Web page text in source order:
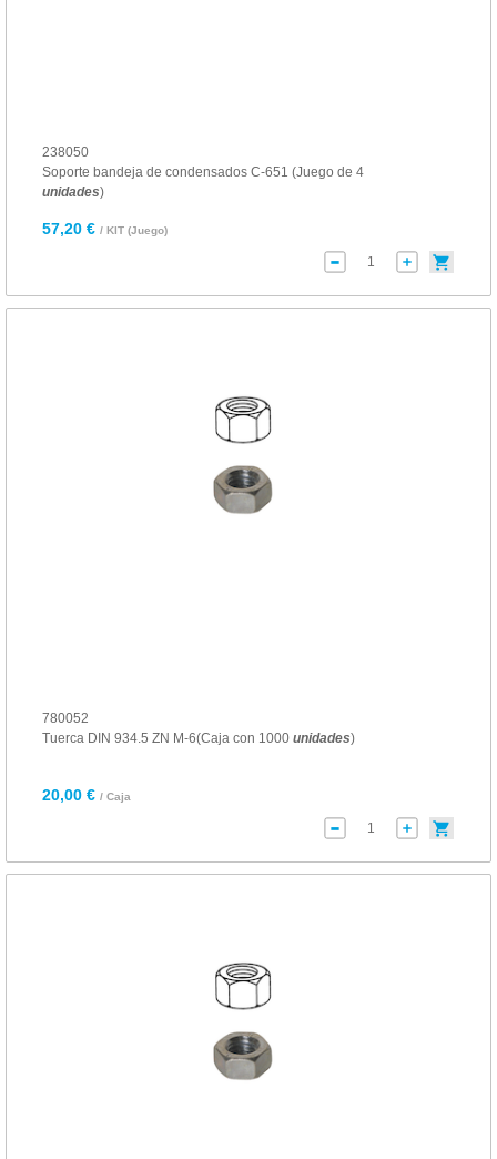
238050
Soporte bandeja de condensados C-651 (Juego de 4
unidades)
57,20 € / KIT (Juego)
780052
Tuerca DIN 934.5 ZN M-6(Caja con 1000 unidades)
20,00 € / Caja